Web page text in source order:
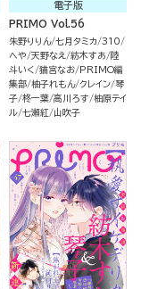
電子版
PRIMO Vol.56
朱野りりん 七月タミカ 310
へや 天野なえ 紡木すあ
陸
斗いく 猫宮なお
PRIMO編
集部 柚子れもん クレイン 琴
子 柊一葉 高川ろす 柚原テイ
ル 七瀬紅 山吹子